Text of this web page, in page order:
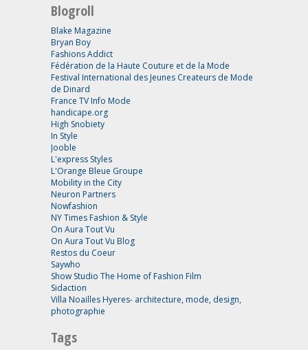
Blogroll
Blake Magazine
Bryan Boy
Fashions Addict
Fédération de la Haute Couture et de la Mode
Festival International des Jeunes Createurs de Mode
de Dinard
France TV Info Mode
handicape.org
High Snobiety
In Style
Jooble
L'express Styles
L'Orange Bleue Groupe
Mobility in the City
Neuron Partners
Nowfashion
NY Times Fashion & Style
On Aura Tout Vu
On Aura Tout Vu Blog
Restos du Coeur
Saywho
Show Studio The Home of Fashion Film
Sidaction
Villa Noailles Hyeres- architecture, mode, design,
photographie
Tags